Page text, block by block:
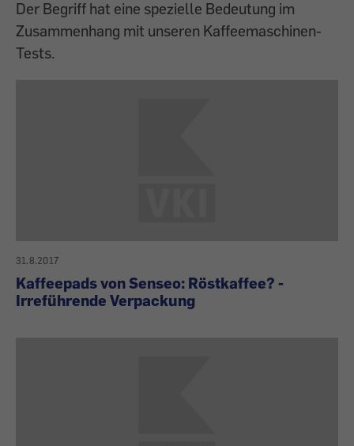
Der Begriff hat eine spezielle Bedeutung im
Zusammenhang mit unseren Kaffeemaschinen-
Tests.
31.8.2017
Kaffeepads von Senseo: Röstkaffee? -
Irreführende Verpackung